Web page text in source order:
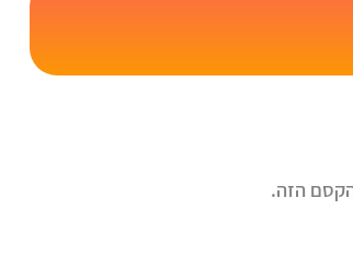
הזה.